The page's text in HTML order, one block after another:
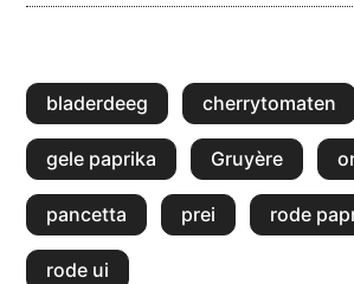
bladerdeeg cherrytomaten
gele paprika Gruyère
pancetta prei rode
rode ui